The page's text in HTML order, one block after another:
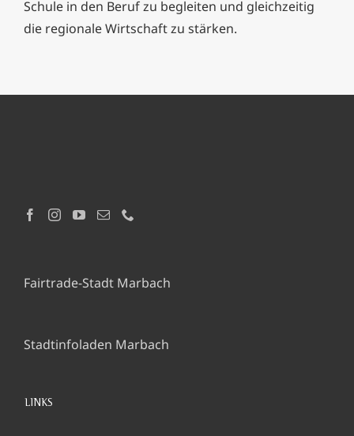
Schule in den Beruf zu begleiten und gleichzeitig
die regionale Wirtschaft zu stärken.
Fairtrade-Stadt Marbach
Stadtinfoladen Marbach
LINKS